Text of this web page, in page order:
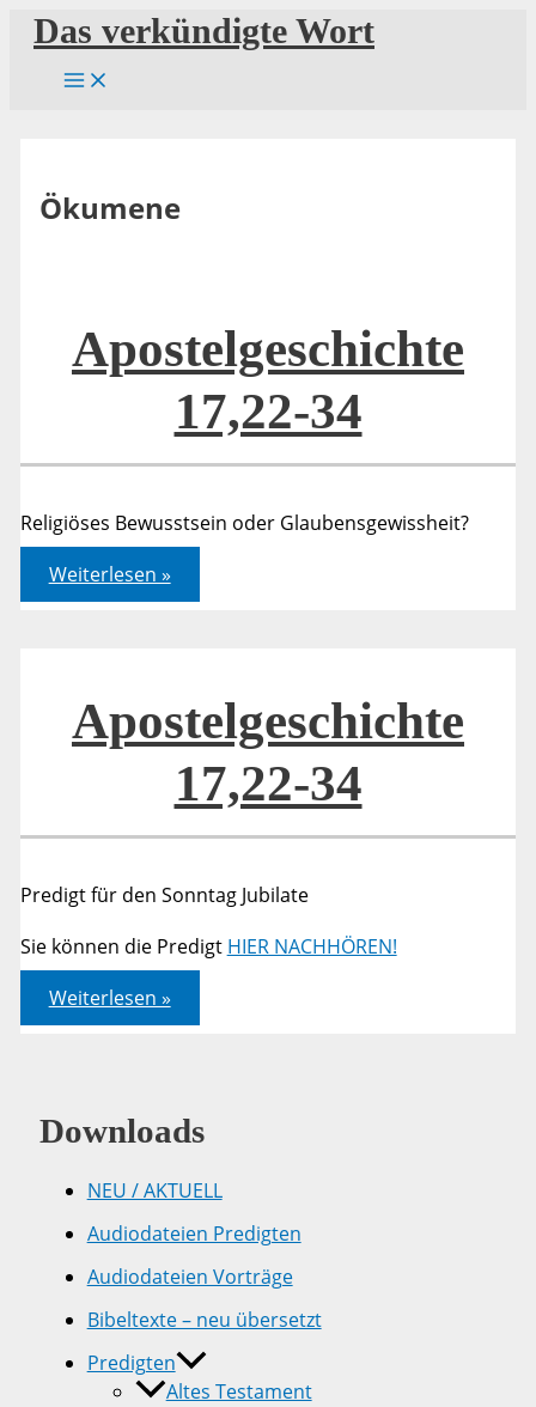
Zum
Inhalt
springen
Das verkündigte Wort
Ökumene
Apostelgeschichte
17,22-34
Religiöses Bewusstsein oder Glaubensgewissheit?
Apostelgeschichte
17,22-
34
Weiterlesen »
Apostelgeschichte
17,22-34
Predigt für den Sonntag Jubilate
Sie können die Predigt HIER NACHHÖREN!
Apostelgeschichte
17,22-
34
Weiterlesen »
Downloads
NEU / AKTUELL
Audiodateien Predigten
Audiodateien Vorträge
Bibeltexte – neu übersetzt
Predigten
Altes Testament